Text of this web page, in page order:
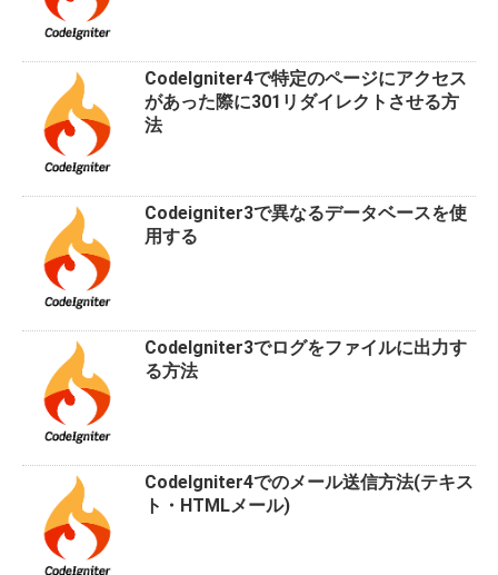
CodeIgniter4で特定のページにアクセス
があった際に301リダイレクトさせる方
法
Codeigniter3で異なるデータベースを使
用する
CodeIgniter3でログをファイルに出力す
る方法
CodeIgniter4でのメール送信方法(テキス
ト・HTMLメール)